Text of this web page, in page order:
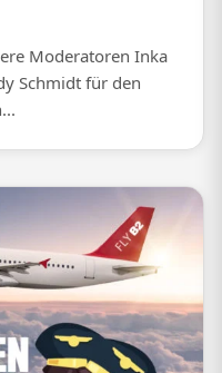
Moderatoren Inka
Schmidt für den